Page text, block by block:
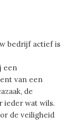
bedrijf actief is
een
van een
de
ieder wat wils.
de veiligheid